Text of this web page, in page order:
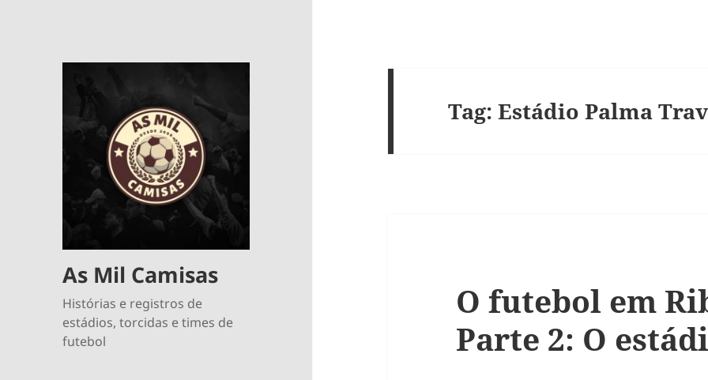
As Mil Camisas
Histórias e registros de
estádios, torcidas e times de
futebol
Tag: Estádio Palma
O futebol em
Parte 2: O